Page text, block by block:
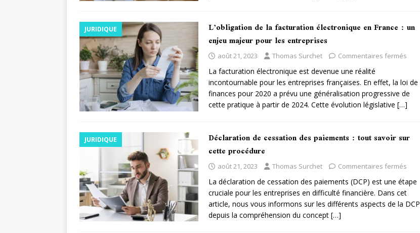
JURIDIQUE L’obligation de la facturation électronique en France : un
enjeu majeur pour les entreprises
août 21, 2023 Thomas Surchet Commentaires fermés
La facturation électronique est devenue une réalité
incontournable pour les entreprises françaises. En effet, la loi de
finances pour 2020 a prévu une généralisation progressive de
cette pratique à partir de 2024. Cette évolution législative […]
JURIDIQUE Déclaration de cessation des paiements : tout savoir sur
cette procédure
août 21, 2023 Thomas Surchet Commentaires fermés
La déclaration de cessation des paiements (DCP) est une étape
cruciale pour les entreprises en difficulté financière. Dans cet
article, nous vous informons sur les différents aspects de la
depuis la compréhension du concept […]